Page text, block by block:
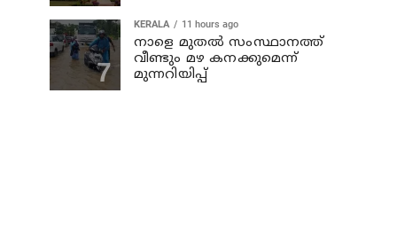
KERALA 11 hours ago
നാളെ മുതല്‍ സംസ്ഥാനത്ത്
വീണ്ടും മഴ കനക്കുമെന്ന്
മുന്നറിയിപ്പ്